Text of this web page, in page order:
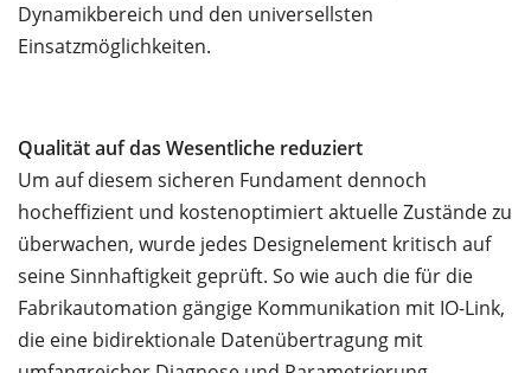
Dynamikbereich und den universellsten
Einsatzmöglichkeiten.
Qualität auf das Wesentliche reduziert
Um auf diesem sicheren Fundament dennoch
hocheffizient und kostenoptimiert aktuelle Zustände zu
überwachen, wurde jedes Designelement kritisch auf
seine Sinnhaftigkeit geprüft. So wie auch die für die
Fabrikautomation gängige Kommunikation mit IO-Link,
die eine bidirektionale Datenübertragung mit